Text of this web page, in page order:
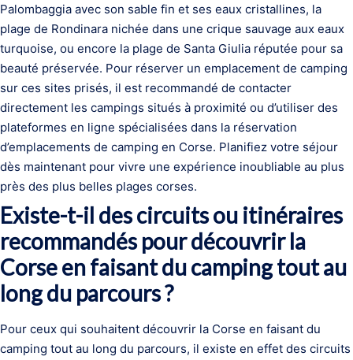
Palombaggia avec son sable fin et ses eaux cristallines, la
plage de Rondinara nichée dans une crique sauvage aux eaux
turquoise, ou encore la plage de Santa Giulia réputée pour sa
beauté préservée. Pour réserver un emplacement de camping
sur ces sites prisés, il est recommandé de contacter
directement les campings situés à proximité ou d’utiliser des
plateformes en ligne spécialisées dans la réservation
d’emplacements de camping en Corse. Planifiez votre séjour
dès maintenant pour vivre une expérience inoubliable au plus
près des plus belles plages corses.
Existe-t-il des circuits ou itinéraires
recommandés pour découvrir la
Corse en faisant du camping tout au
long du parcours ?
Pour ceux qui souhaitent découvrir la Corse en faisant du
camping tout au long du parcours, il existe en effet des circuits